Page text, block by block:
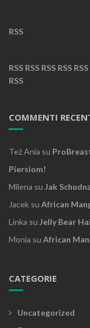
RSS
RSS RSS RSS RSS RSS
RSS
COMMENTI
Też Ania su
Piersiom!
Milena su Jak
Jacek su African
Linka su Jelly Bear
Monia su African
CATEGORIE
Uncategorized